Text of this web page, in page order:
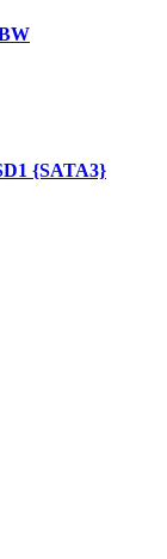
{SATA3}